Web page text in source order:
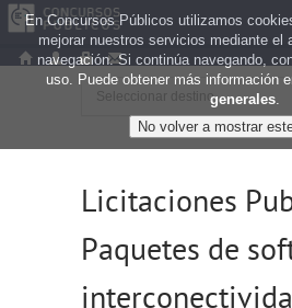
Licitaciones
Paquetes de
En Concursos Públicos utilizamos
mejorar nuestros servicios mediante el
navegación. Si continúa navegando,
uso. Puede obtener más información
generales.